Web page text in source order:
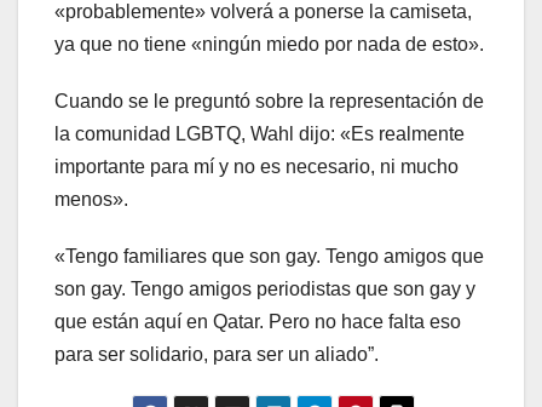
«probablemente» volverá a ponerse la camiseta,
ya que no tiene «ningún miedo por nada de esto».
Cuando se le preguntó sobre la representación de
la comunidad LGBTQ, Wahl dijo: «Es realmente
importante para mí y no es necesario, ni mucho
menos».
«Tengo familiares que son gay. Tengo amigos que
son gay. Tengo amigos periodistas que son gay y
que están aquí en Qatar. Pero no hace falta eso
para ser solidario, para ser un aliado”.